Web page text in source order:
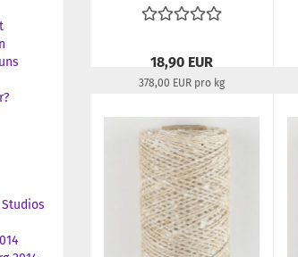
18,90 EUR
378,00 EUR pro kg